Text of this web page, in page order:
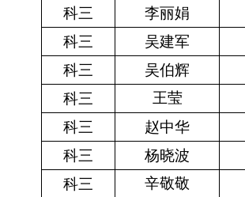
科三
李丽娟
科三
吴建军
科三
吴伯辉
科三
王莹
科三
赵中华
科三
杨晓波
科三
辛敬敬